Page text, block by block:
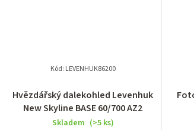
Hvězdářský dalekohled Levenhuk
New Skyline BASE 60/700 AZ2
Skladem (>5 ks)
Kód: LEVENHUK86200